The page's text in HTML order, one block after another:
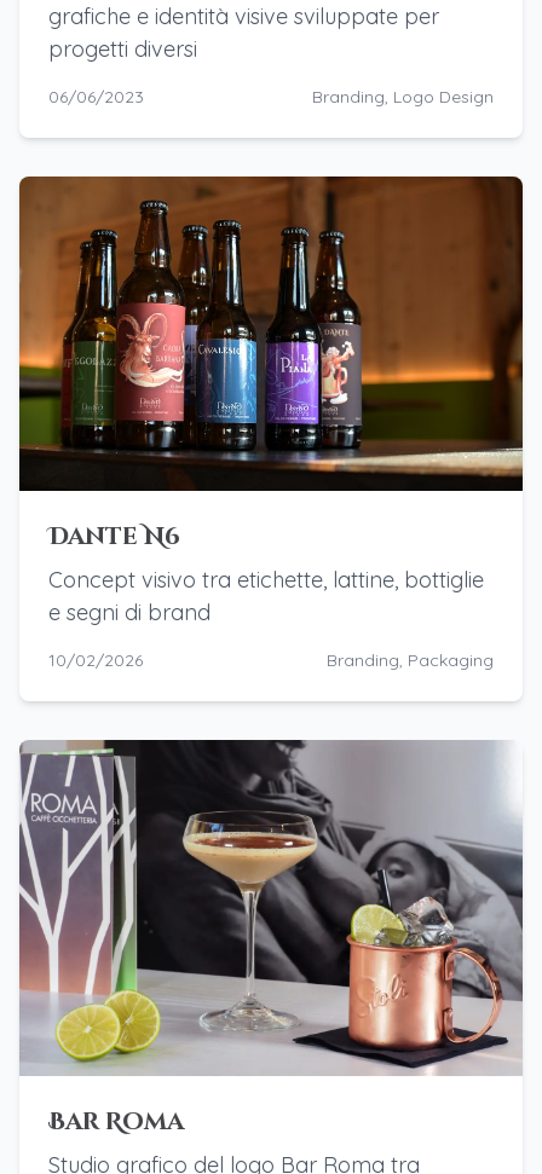
grafiche e identità visive sviluppate per
progetti diversi
06/06/2023 Branding, Logo Design
Dante N6
Concept visivo tra etichette, lattine, bottiglie
e segni di brand
10/02/2026 Branding, Packaging
Bar Roma
Studio grafico del logo Bar Roma tra